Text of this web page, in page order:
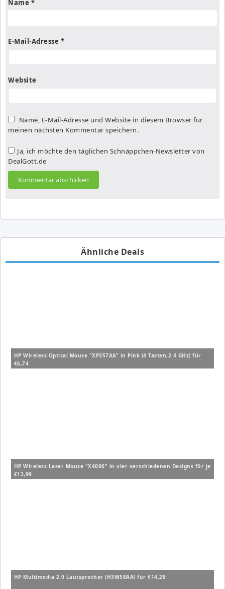
Name *
E-Mail-Adresse *
Website
Name, E-Mail-Adresse und Website in diesem Browser für
meinen nächsten Kommentar speichern.
Ja, ich möchte den täglichen Schnäppchen-Newsletter von
DealGott.de
Ähnliche Deals
HP Wireless Optical Mouse "XP357AA" in Pink (4 Tasten,2.4 GHz) für
€6,74
HP Wireless Laser Mouse "X4000" in vier verschiedenen Designs für je
€12,99
HP Multimedia 2.0 Lautsprecher (H3W58AA) für €14,28